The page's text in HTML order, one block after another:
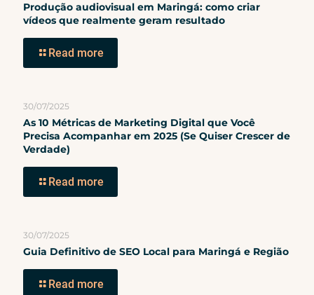
Produção audiovisual em Maringá: como criar
vídeos que realmente geram resultado
Read more
30/07/2025
As 10 Métricas de Marketing Digital que Você
Precisa Acompanhar em 2025 (Se Quiser Crescer de
Verdade)
Read more
30/07/2025
Guia Definitivo de SEO Local para Maringá e Região
Read more